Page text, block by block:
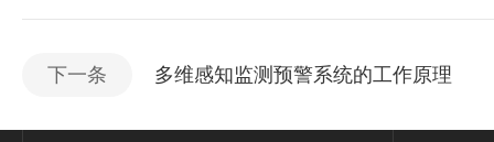
下一条 多维感知监测预警系统的工作原理